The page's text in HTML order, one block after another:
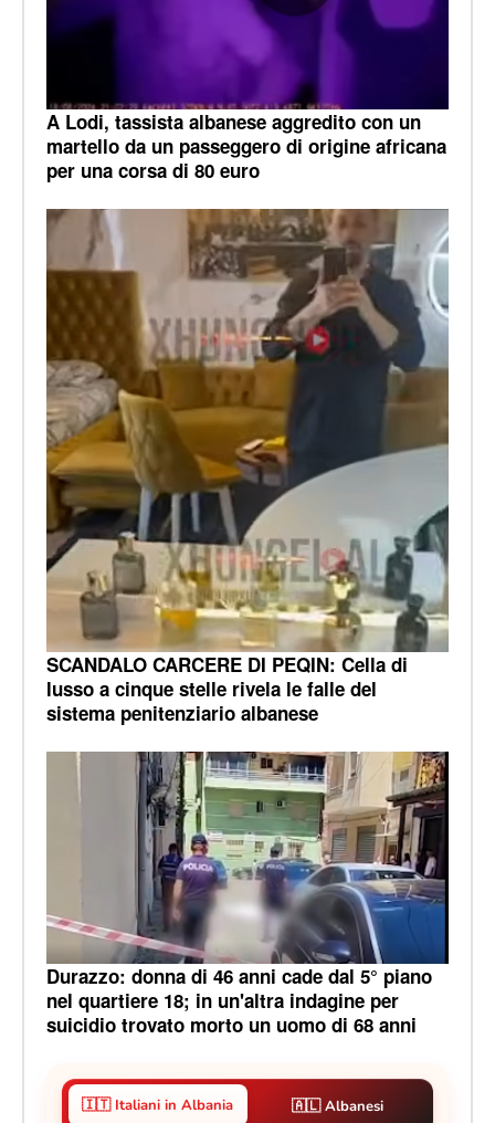
A Lodi, tassista albanese aggredito con un
martello da un passeggero di origine africana
per una corsa di 80 euro
SCANDALO CARCERE DI PEQIN: Cella di
lusso a cinque stelle rivela le falle del
sistema penitenziario albanese
Durazzo: donna di 46 anni cade dal 5° piano
nel quartiere 18; in un'altra indagine per
suicidio trovato morto un uomo di 68 anni
🇮🇹 Italiani in Albania 🇦🇱 Albanesi